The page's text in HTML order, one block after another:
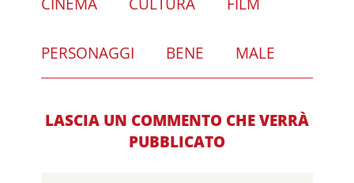
PERSONAGGI BENE MALE
LASCIA UN COMMENTO CHE VERRÀ
PUBBLICATO